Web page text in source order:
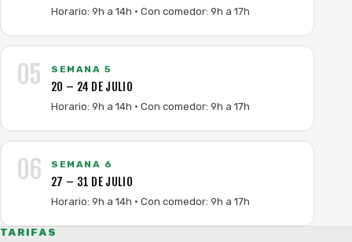
Horario: 9h a 14h · Con comedor: 9h a 17h
05 SEMANA 5
20 – 24 DE JULIO
Horario: 9h a 14h · Con comedor: 9h a 17h
06 SEMANA 6
27 – 31 DE JULIO
Horario: 9h a 14h · Con comedor: 9h a 17h
TARIFAS